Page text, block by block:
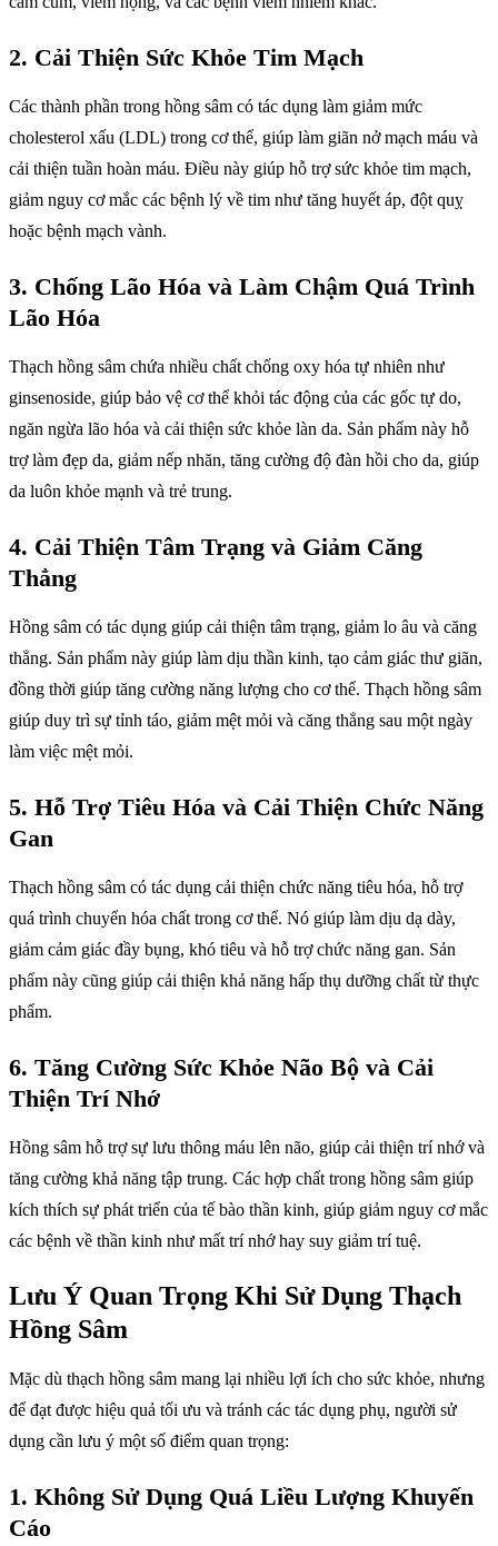
2. Cải Thiện Sức Khỏe Tim Mạch
Các thành phần trong hồng sâm có tác dụng làm giảm mức
cholesterol xấu (LDL) trong cơ thể, giúp làm giãn nở mạch máu và
cải thiện tuần hoàn máu. Điều này giúp hỗ trợ sức khỏe tim mạch,
giảm nguy cơ mắc các bệnh lý về tim như tăng huyết áp, đột quỵ
hoặc bệnh mạch vành.
3. Chống Lão Hóa và Làm Chậm Quá Trình
Lão Hóa
Thạch hồng sâm chứa nhiều chất chống oxy hóa tự nhiên như
ginsenoside, giúp bảo vệ cơ thể khỏi tác động của các gốc tự do,
ngăn ngừa lão hóa và cải thiện sức khỏe làn da. Sản phẩm này hỗ
trợ làm đẹp da, giảm nếp nhăn, tăng cường độ đàn hồi cho da, giúp
da luôn khỏe mạnh và trẻ trung.
4. Cải Thiện Tâm Trạng và Giảm Căng
Thẳng
Hồng sâm có tác dụng giúp cải thiện tâm trạng, giảm lo âu và căng
thẳng. Sản phẩm này giúp làm dịu thần kinh, tạo cảm giác thư giãn,
đồng thời giúp tăng cường năng lượng cho cơ thể. Thạch hồng sâm
giúp duy trì sự tỉnh táo, giảm mệt mỏi và căng thẳng sau một ngày
làm việc mệt mỏi.
5. Hỗ Trợ Tiêu Hóa và Cải Thiện Chức Năng
Gan
Thạch hồng sâm có tác dụng cải thiện chức năng tiêu hóa, hỗ trợ
quá trình chuyển hóa chất trong cơ thể. Nó giúp làm dịu dạ dày,
giảm cảm giác đầy bụng, khó tiêu và hỗ trợ chức năng gan. Sản
phẩm này cũng giúp cải thiện khả năng hấp thụ dưỡng chất từ thực
phẩm.
6. Tăng Cường Sức Khỏe Não Bộ và Cải
Thiện Trí Nhớ
Hồng sâm hỗ trợ sự lưu thông máu lên não, giúp cải thiện trí nhớ và
tăng cường khả năng tập trung. Các hợp chất trong hồng sâm giúp
kích thích sự phát triển của tế bào thần kinh, giúp giảm nguy cơ mắc
các bệnh về thần kinh như mất trí nhớ hay suy giảm trí tuệ.
Lưu Ý Quan Trọng Khi Sử Dụng Thạch
Hồng Sâm
Mặc dù thạch hồng sâm mang lại nhiều lợi ích cho sức khỏe, nhưng
để đạt được hiệu quả tối ưu và tránh các tác dụng phụ, người sử
dụng cần lưu ý một số điểm quan trọng:
1. Không Sử Dụng Quá Liều Lượng Khuyến
Cáo